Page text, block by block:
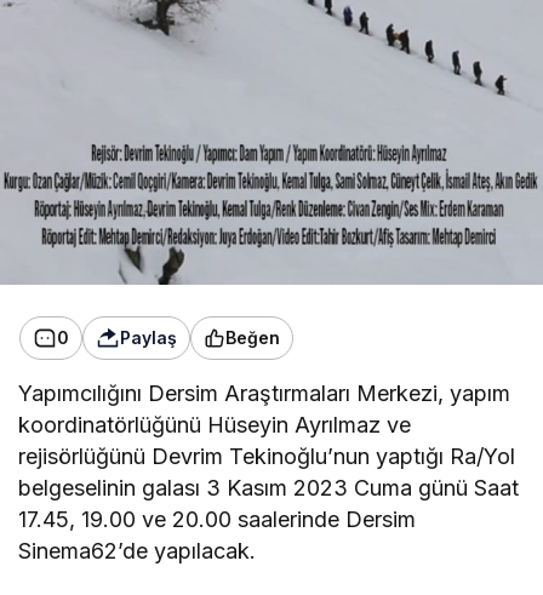
0 Paylaş Beğen
Yapımcılığını Dersim Araştırmaları Merkezi, yapım
koordinatörlüğünü Hüseyin Ayrılmaz ve
rejisörlüğünü Devrim Tekinoğlu’nun yaptığı Ra/Yol
belgeselinin galası 3 Kasım 2023 Cuma günü Saat
17.45, 19.00 ve 20.00 saalerinde Dersim
Sinema62’de yapılacak.